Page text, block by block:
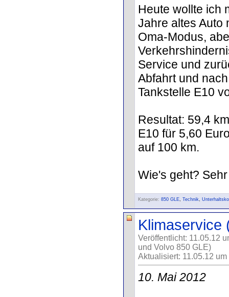
Heute wollte ich
Jahre altes Auto
Oma-Modus,
Service und
Abfahrt und
Tankstelle E10
Resultat: 59,4
E10 für 5,60
auf 100 km.
Wie's geht?
Kategorie: 850 GLE, Technik,
Klimaservice
Veröffentlicht: 11.05.12
und Volvo 850 GLE)
Aktualisiert: 11.05.12
10. Mai 2012